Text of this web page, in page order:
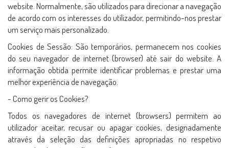
website. Normalmente, são utilizados para direcionar a navegação
de acordo com os interesses do utilizador, permitindo-nos prestar
um serviço mais personalizado.
Cookies de Sessão: São temporários, permanecem nos cookies
do seu navegador de internet (browser) até sair do website. A
informação obtida permite identificar problemas e prestar uma
melhor experiência de navegação.
- Como gerir os Cookies?
Todos os navegadores de internet (browsers) permitem ao
utilizador aceitar, recusar ou apagar cookies, designadamente
através da seleção das definições apropriadas no respetivo